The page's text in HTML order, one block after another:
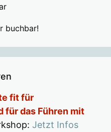
buchbar!
fit für
für das Führen mit
Jetzt Infos